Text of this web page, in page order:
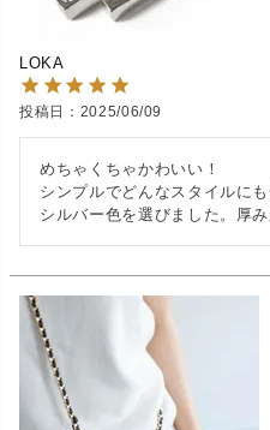
LOKA
投稿日 2025/06/09
めちゃくちゃかわいい！
シンプルでどんなスタイルにも
シルバー色を選びました。厚